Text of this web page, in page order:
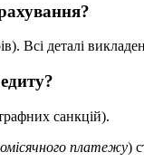
ахування?
ів). Всі деталі викладен
едиту?
рафних санкцій).
омісячного платежу) с